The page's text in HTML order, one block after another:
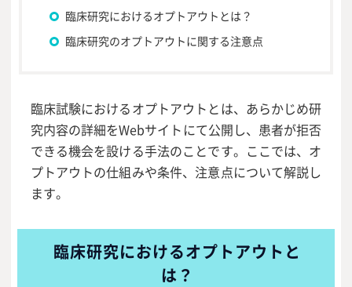
臨床研究におけるオプトアウトとは？
臨床研究のオプトアウトに関する注意点
臨床試験におけるオプトアウトとは、あらかじめ研
究内容の詳細をWebサイトにて公開し、患者が拒否
できる機会を設ける手法のことです。ここでは、オ
プトアウトの仕組みや条件、注意点について解説し
ます。
臨床研究におけるオプトアウトと
は？